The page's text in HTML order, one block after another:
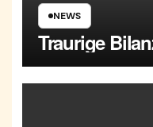
NEWS
Traurige